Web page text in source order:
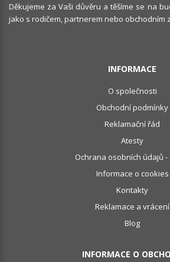
Děkujeme za Vaši důvěru a těšíme se na
jako s rodičem, partnerem nebo obchodním
INFORMACE
O společnosti
Obchodní podmínky
Reklamační řád
Atesty
Ochrana osobních údajů -
Informace o cookies
Kontakty
Reklamace a vrácení
Blog
INFORMACE O